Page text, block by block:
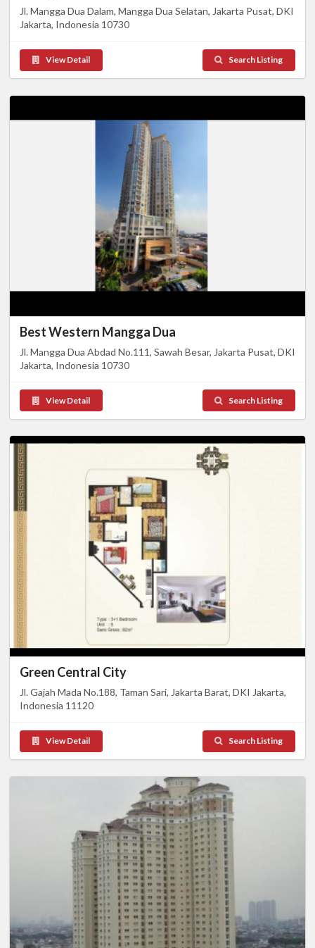
Jl. Mangga Dua Dalam, Mangga Dua Selatan, Jakarta Pusat, DKI
Jakarta, Indonesia 10730
View Detail Search Listing
Best Western Mangga Dua
Jl. Mangga Dua Abdad No.111, Sawah Besar, Jakarta Pusat, DKI
Jakarta, Indonesia 10730
View Detail Search Listing
Green Central City
Jl. Gajah Mada No.188, Taman Sari, Jakarta Barat, DKI Jakarta,
Indonesia 11120
View Detail Search Listing